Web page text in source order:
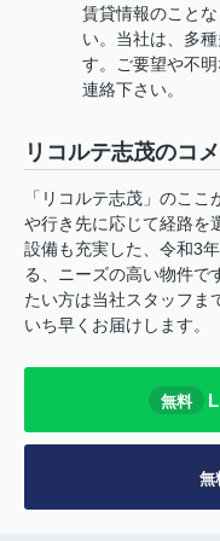
賃貸情報のこと
い。当社は、多
す。ご要望や不
連絡下さい。
リコルテ志茂のコ
「リコルテ志茂」のこ
や行き先に応じて経路を
設備も充実した、令和3
る、ニーズの高い物件で
たい方は当社スタッフま
いち早くお届けします。
無料
無